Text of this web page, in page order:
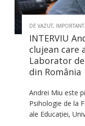
DE VAZUT, IMPORTANT
INTERVIU
clujean care
Laborator
din România
Andrei Miu este
Psihologie de la
ale Educației,